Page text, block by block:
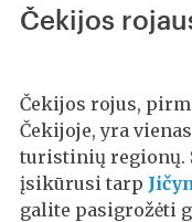
Čekijos
Čekijos rojus,
Čekijoje, yra
turistinių regionų.
įsikūrusi tarp
galite pasigrožėti